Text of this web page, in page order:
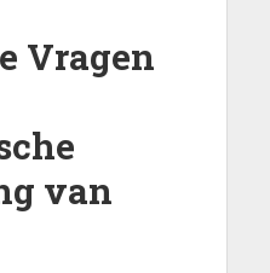
Vragen
van